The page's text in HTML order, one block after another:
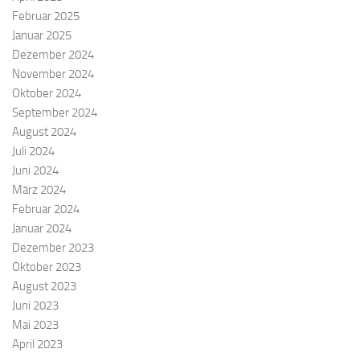
Februar 2025
Januar 2025
Dezember 2024
November 2024
Oktober 2024
September 2024
August 2024
Juli 2024
Juni 2024
März 2024
Februar 2024
Januar 2024
Dezember 2023
Oktober 2023
August 2023
Juni 2023
Mai 2023
April 2023